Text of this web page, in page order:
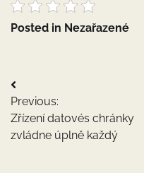
Posted in Nezařazené
Navigace
pro
příspěvek
Previous:
Zřízení datovés chránky
zvládne úplně každý